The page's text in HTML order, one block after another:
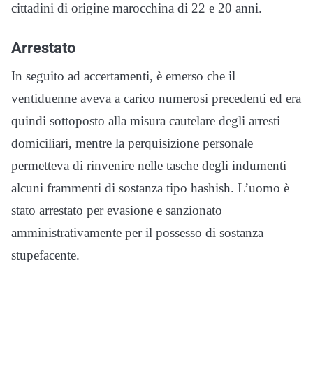
cittadini di origine marocchina di 22 e 20 anni.
Arrestato
In seguito ad accertamenti, è emerso che il
ventiduenne aveva a carico numerosi precedenti ed era
quindi sottoposto alla misura cautelare degli arresti
domiciliari, mentre la perquisizione personale
permetteva di rinvenire nelle tasche degli indumenti
alcuni frammenti di sostanza tipo hashish. L’uomo è
stato arrestato per evasione e sanzionato
amministrativamente per il possesso di sostanza
stupefacente.